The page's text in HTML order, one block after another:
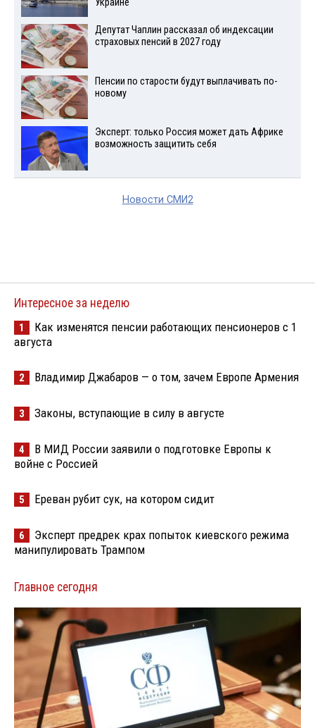
Украине
Депутат Чаплин рассказал об индексации
страховых пенсий в 2027 году
Пенсии по старости будут выплачивать по-
новому
Эксперт: только Россия может дать Африке
возможность защитить себя
Новости СМИ2
Интересное за неделю
1
Как изменятся пенсии работающих пенсионеров с 1
августа
2 Владимир Джабаров — о том, зачем Европе Армения
3 Законы, вступающие в силу в августе
4
В МИД России заявили о подготовке Европы к
войне с Россией
5 Ереван рубит сук, на котором сидит
6
Эксперт предрек крах попыток киевского режима
манипулировать Трампом
Главное сегодня